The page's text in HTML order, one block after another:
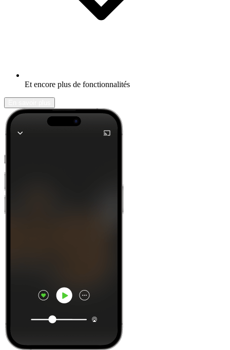
Et encore plus de fonctionnalités